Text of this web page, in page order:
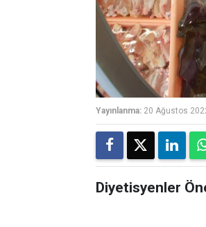
Yayınlanma: 20 Ağustos
Diyetisyenler